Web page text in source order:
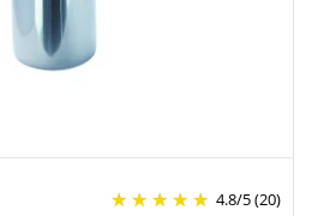
4.8/5(20)